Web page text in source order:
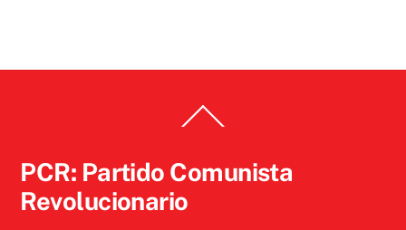
To
PCR: Partido Comunista
Revolucionario